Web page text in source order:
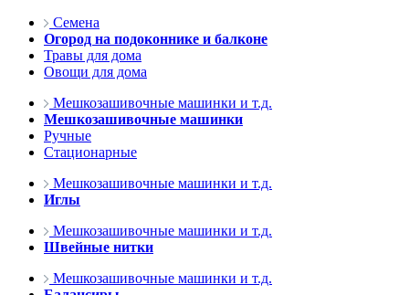
Семена
Огород на подоконнике и балконе
Травы для дома
Овощи для дома
Мешкозашивочные машинки и т.д.
Мешкозашивочные машинки
Ручные
Стационарные
Мешкозашивочные машинки и т.д.
Иглы
Мешкозашивочные машинки и т.д.
Швейные нитки
Мешкозашивочные машинки и т.д.